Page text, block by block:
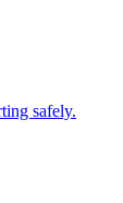
safely.